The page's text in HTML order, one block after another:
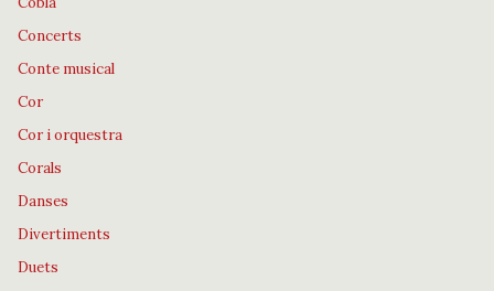
Concerts
Conte musical
Cor
Cor i orquestra
Corals
Danses
Divertiments
Duets